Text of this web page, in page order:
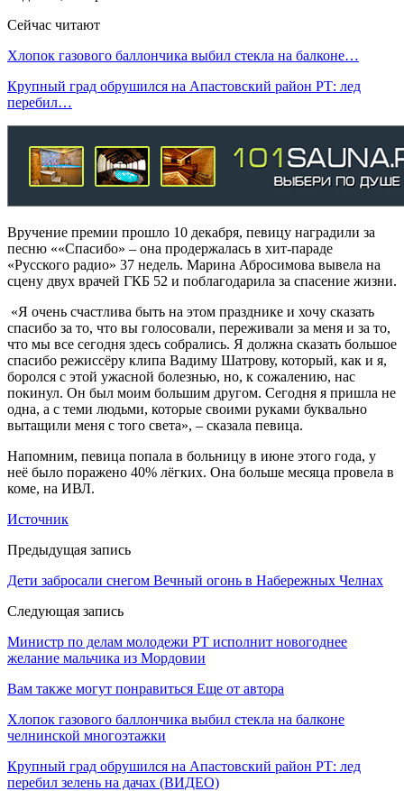
Сейчас читают
Хлопок газового баллончика выбил стекла на балконе…
Крупный град обрушился на Апастовский район РТ: лед
перебил…
Вручение премии прошло 10 декабря, певицу наградили за
песню ««Спасибо» – она продержалась в хит-параде
«Русского радио» 37 недель. Марина Абросимова вывела на
сцену двух врачей ГКБ 52 и поблагодарила за спасение жизни.
«Я очень счастлива быть на этом празднике и хочу сказать
спасибо за то, что вы голосовали, переживали за меня и за то,
что мы все сегодня здесь собрались. Я должна сказать большое
спасибо режиссёру клипа Вадиму Шатрову, который, как и я,
боролся с этой ужасной болезнью, но, к сожалению, нас
покинул. Он был моим большим другом. Сегодня я пришла не
одна, а с теми людьми, которые своими руками буквально
вытащили меня с того света», – сказала певица.
Напомним, певица попала в больницу в июне этого года, у
неё было поражено 40% лёгких. Она больше месяца провела в
коме, на ИВЛ.
Источник
Предыдущая запись
Дети забросали снегом Вечный огонь в Набережных Челнах
Следующая запись
Министр по делам молодежи РТ исполнит новогоднее
желание мальчика из Мордовии
Вам также могут понравиться Еще от автора
Хлопок газового баллончика выбил стекла на балконе
челнинской многоэтажки
Крупный град обрушился на Апастовский район РТ: лед
перебил зелень на дачах (ВИДЕО)